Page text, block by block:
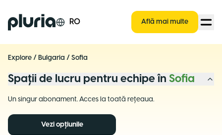
Logo Pluria RO Află mai multe
Explore / Bulgaria / Sofia
Spații de lucru pentru echipe în Sofia
Un singur abonament. Acces la toată rețeaua.
Vezi opțiunile